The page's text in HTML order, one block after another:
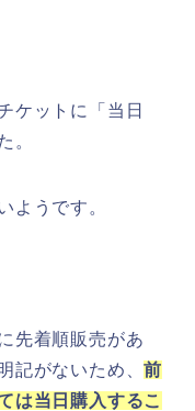
ケットに「当日
。
ようです。
先着順販売があ
記がないため、前
は当日購入するこ